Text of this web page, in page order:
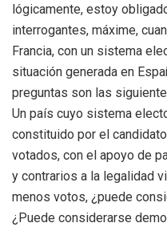
lógicamente, estoy
interrogantes, máxime,
Francia, con un sistema
situación generada en
preguntas son las
Un país cuyo sistema
constituido por el
votados, con el apoyo de
y contrarios a la legalidad
menos votos, ¿puede
¿Puede considerarse